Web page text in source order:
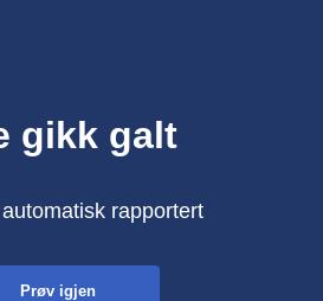
gikk galt
rapportert
Prøv igjen